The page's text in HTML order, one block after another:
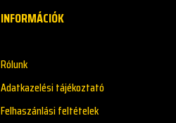
INFORMÁCIÓK
Rólunk
Adatkazelési tájékoztató
Felhaszánlási feltételek